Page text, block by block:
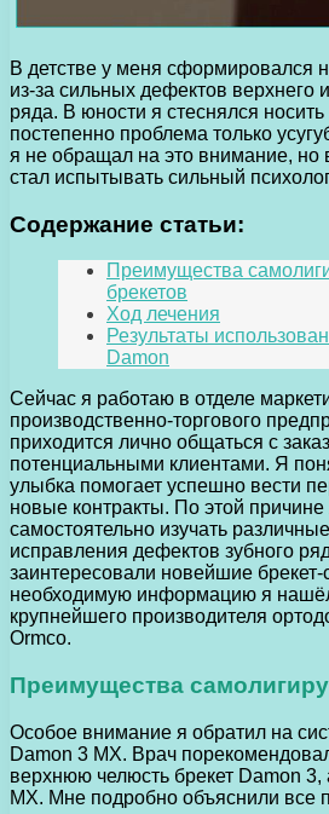
В детстве у меня сформировался
из-за сильных дефектов верхнего
ряда. В юности я стеснялся
постепенно проблема только
я не обращал на это внимание, но
стал испытывать сильный
Содержание статьи:
Преимущества
брекетов
Ход лечения
Результаты
Damon
Сейчас я работаю в отделе
производственно-торгового
приходится лично общаться с
потенциальными клиентами. Я
улыбка помогает успешно вести
новые контракты. По этой причине
самостоятельно изучать
исправления дефектов зубного
заинтересовали новейшие
необходимую информацию я
крупнейшего производителя
Ormco.
Преимущества
Особое внимание я обратил на
Damon 3 MX. Врач
верхнюю челюсть брекет Damon
MX. Мне подробно объяснили все